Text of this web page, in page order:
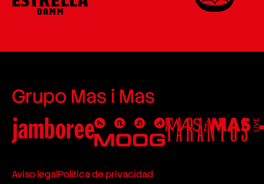
Grupo Mas i Mas
Aviso legalPolítica de privacidad